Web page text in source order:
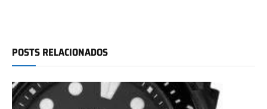
POSTS RELACIONADOS